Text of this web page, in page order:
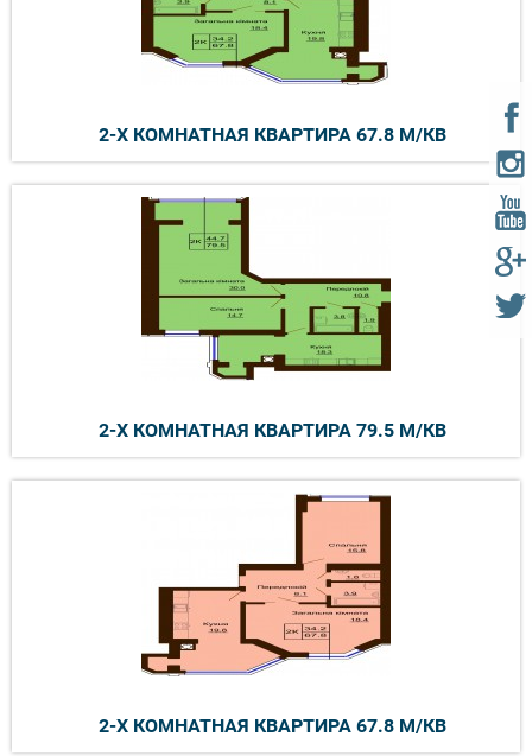
2-Х КОМНАТНАЯ КВАРТИРА 67.8 М/КВ
2-Х КОМНАТНАЯ КВАРТИРА 79.5 М/КВ
2-Х КОМНАТНАЯ КВАРТИРА 67.8 М/КВ